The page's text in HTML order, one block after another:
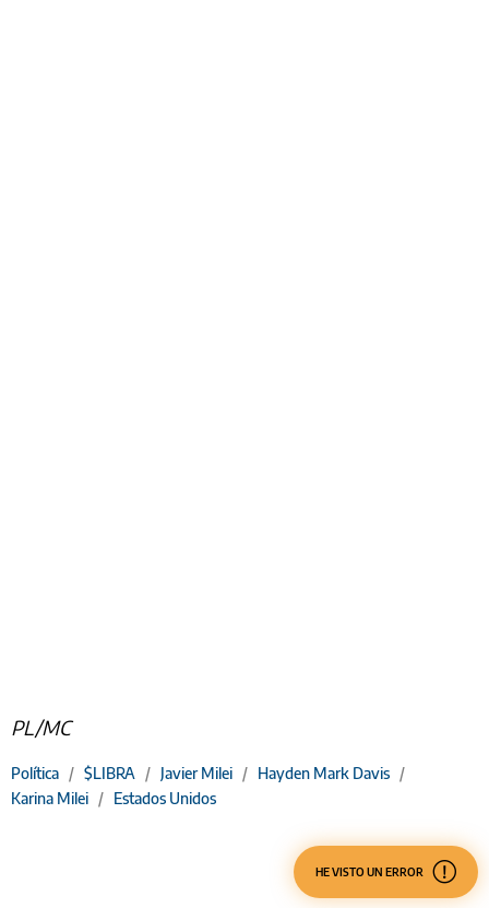
PL/MC
Política / $LIBRA / Javier Milei / Hayden Mark Davis /
Karina Milei / Estados Unidos
HE VISTO UN ERROR